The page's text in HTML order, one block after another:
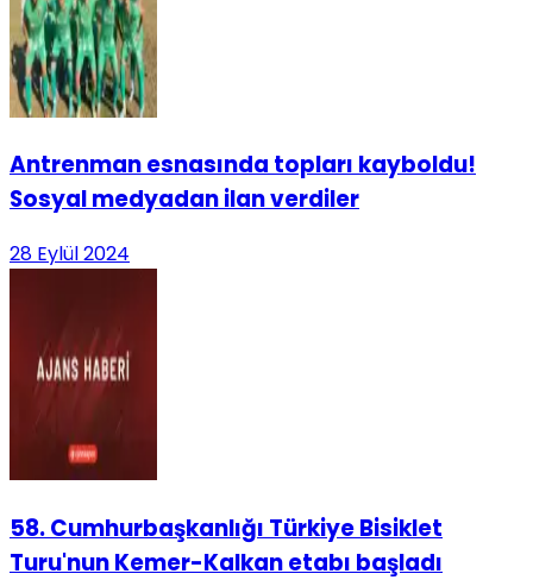
Antrenman esnasında topları kayboldu!
Sosyal medyadan ilan verdiler
28 Eylül 2024
58. Cumhurbaşkanlığı Türkiye Bisiklet
Turu'nun Kemer-Kalkan etabı başladı